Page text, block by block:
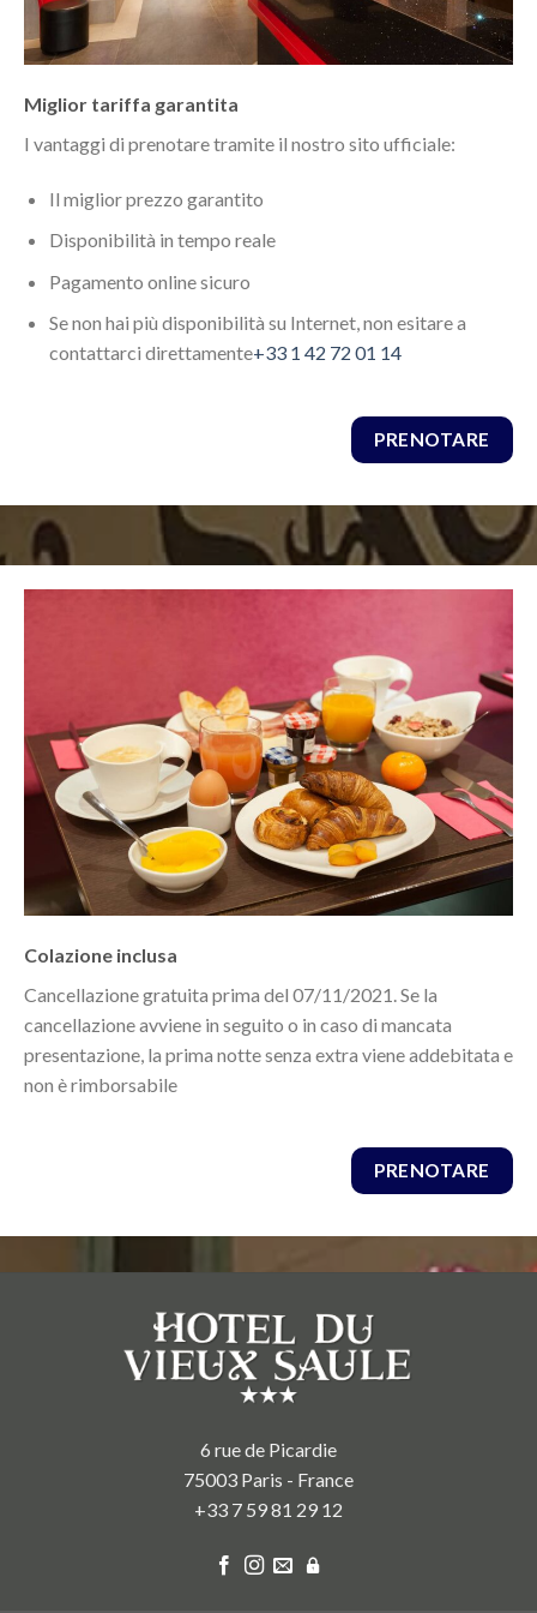
Miglior tariffa garantita
I vantaggi di prenotare tramite il nostro sito ufficiale:
Il miglior prezzo garantito
Disponibilità in tempo reale
Pagamento online sicuro
Se non hai più disponibilità su Internet, non esitare a
contattarci direttamente+33 1 42 72 01 14
PRENOTARE
Colazione inclusa
Cancellazione gratuita prima del 07/11/2021. Se la
cancellazione avviene in seguito o in caso di mancata
presentazione, la prima notte senza extra viene addebitata e
non è rimborsabile
PRENOTARE
6 rue de Picardie
75003 Paris - France
+33 7 59 81 29 12